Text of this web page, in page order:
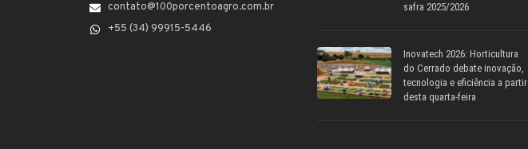
contato@100porcentoagro.com.br
+55 (34) 99915-5446
safra 2025/2026
Inovatech 2026: Horticultura
do Cerrado debate inovação,
tecnologia e eficiência a partir
desta quarta-feira